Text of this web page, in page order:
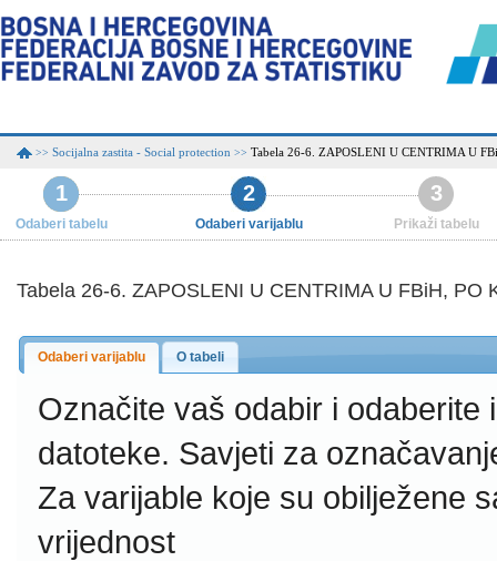
>> Socijalna zastita - Social protection >> Tabela 26-6. ZAPOSLENI U CENTRIMA U
1
Odaberi tabelu
2
Odaberi varijablu
3
Prikaži tabelu
Tabela 26-6. ZAPOSLENI U CENTRIMA U FBiH, PO
Odaberi varijablu O tabeli
Označite vaš odabir i
datoteke. Savjeti za
Za varijable koje su obilježene
vrijednost